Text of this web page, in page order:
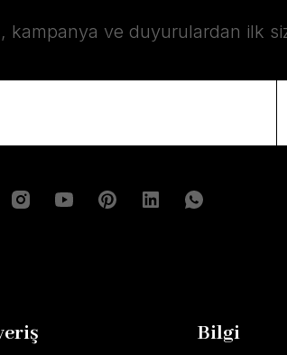
ve duyurulardan ilk
Bilgi